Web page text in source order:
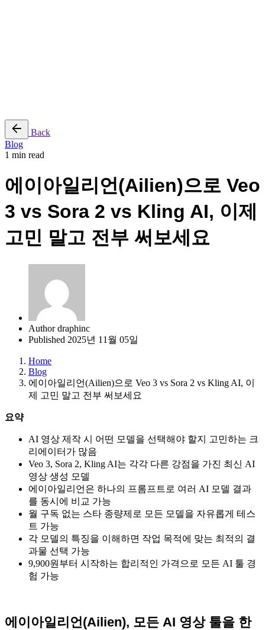
Back
Blog
1 min read
에이아일리언(Ailien)으로 Veo
3 vs Sora 2 vs Kling AI, 이제
고민 말고 전부 써보세요
Author draphinc
Published 2025년 11월 05일
Home
Blog
에이아일리언(Ailien)으로 Veo 3 vs Sora 2 vs Kling AI, 이
제 고민 말고 전부 써보세요
요약
AI 영상 제작 시 어떤 모델을 선택해야 할지 고민하는 크
리에이터가 많음
Veo 3, Sora 2, Kling AI는 각각 다른 강점을 가진 최신 AI
영상 생성 모델
에이아일리언은 하나의 프롬프트로 여러 AI 모델 결과
를 동시에 비교 가능
월 구독 없는 스타 종량제로 모든 모델을 자유롭게 테스
트 가능
각 모델의 특징을 이해하면 작업 목적에 맞는 최적의 결
과물 선택 가능
9,900원부터 시작하는 합리적인 가격으로 모든 AI 툴 경
험 가능
에이아일리언(Ailien), 모든 AI 영상 툴을 한